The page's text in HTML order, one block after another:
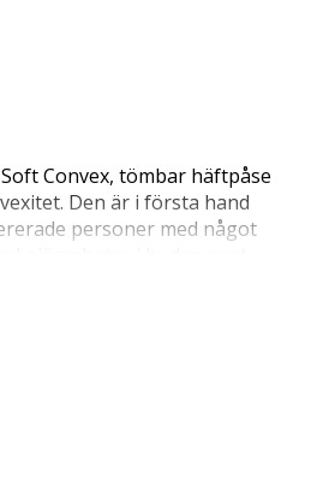
Convex, tömbar häftpåse
Den är i första hand
personer med något
ojämnheter i huden runt
hudveck m.m. Påsen har